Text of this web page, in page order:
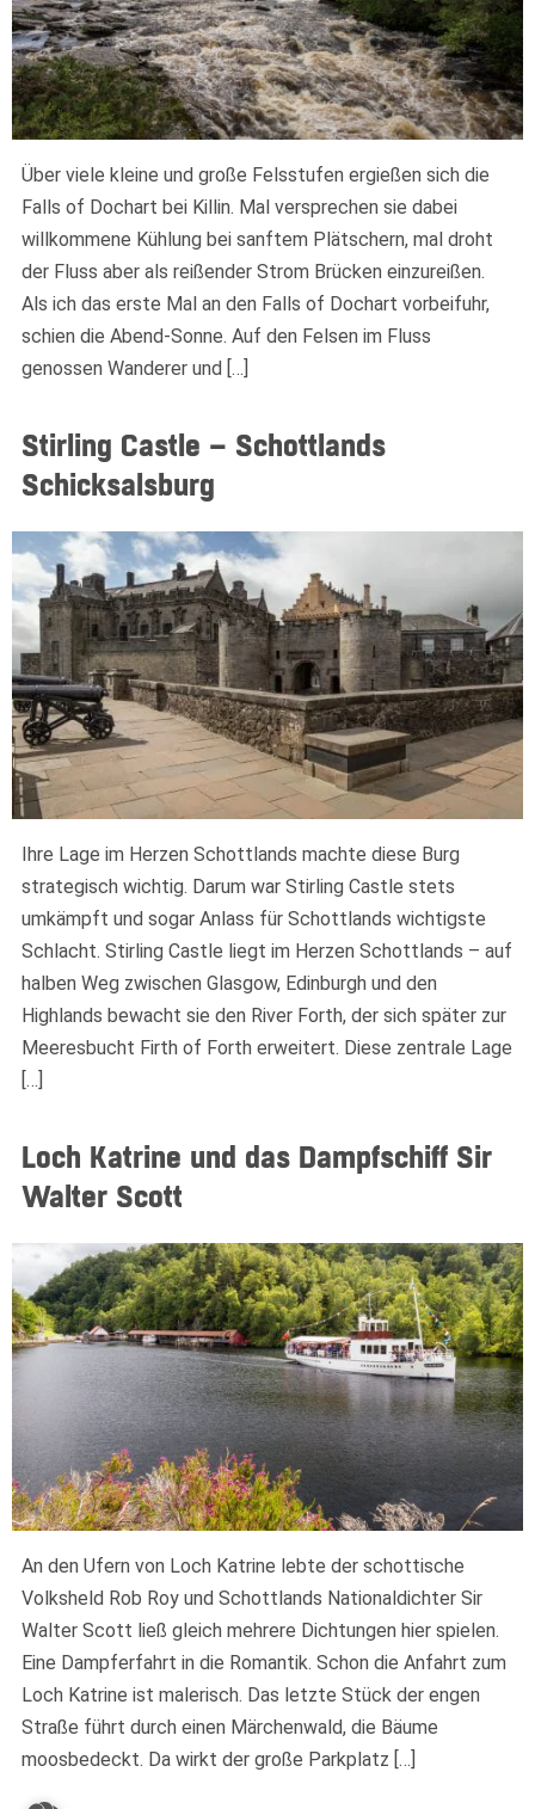
Über viele kleine und große Felsstufen ergießen sich die
Falls of Dochart bei Killin. Mal versprechen sie dabei
willkommene Kühlung bei sanftem Plätschern, mal droht
der Fluss aber als reißender Strom Brücken einzureißen.
Als ich das erste Mal an den Falls of Dochart vorbeifuhr,
schien die Abend-Sonne. Auf den Felsen im Fluss
genossen Wanderer und […]
Stirling Castle – Schottlands
Schicksalsburg
Ihre Lage im Herzen Schottlands machte diese Burg
strategisch wichtig. Darum war Stirling Castle stets
umkämpft und sogar Anlass für Schottlands wichtigste
Schlacht. Stirling Castle liegt im Herzen Schottlands – auf
halben Weg zwischen Glasgow, Edinburgh und den
Highlands bewacht sie den River Forth, der sich später zur
Meeresbucht Firth of Forth erweitert. Diese zentrale Lage
[…]
Loch Katrine und das Dampfschiff Sir
Walter Scott
An den Ufern von Loch Katrine lebte der schottische
Volksheld Rob Roy und Schottlands Nationaldichter Sir
Walter Scott ließ gleich mehrere Dichtungen hier spielen.
Eine Dampferfahrt in die Romantik. Schon die Anfahrt zum
Loch Katrine ist malerisch. Das letzte Stück der engen
Straße führt durch einen Märchenwald, die Bäume
moosbedeckt. Da wirkt der große Parkplatz […]